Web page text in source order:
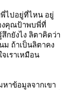
พี่ไปอยู่ที่ไหน อยู่
งคุณป้าพบพี่ที่
กยังไง ลิตาคิดว่า
ถ้าเป็นลิตาคง
เราเหมือน
หาข้อมูลจากเขา